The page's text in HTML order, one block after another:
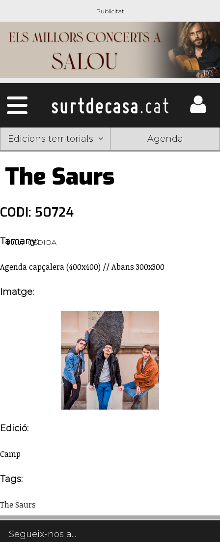
Edicions territorials Agenda
The Saurs
CODI: 50724
Foto: CEDIDA
Tamany:
Agenda capçalera (400x400) // Abans 300x300
Imatge:
Edició:
Camp
Tags:
The Saurs
Segueix-nos a...